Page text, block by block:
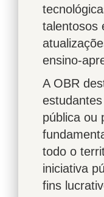
talentosos
ensino-
A OBR
pública ou
todo o
iniciativa
fins